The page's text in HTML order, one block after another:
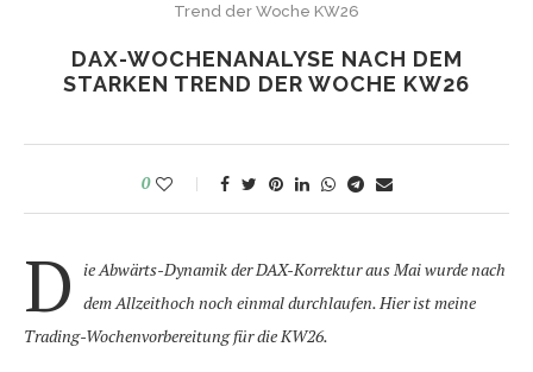
Trend der Woche KW26
DAX-WOCHENANALYSE NACH DEM
STARKEN TREND DER WOCHE KW26
0
D ie Abwärts-Dynamik der DAX-Korrektur aus Mai wurde nach
dem Allzeithoch noch einmal durchlaufen. Hier ist meine
Trading-Wochenvorbereitung für die KW26.